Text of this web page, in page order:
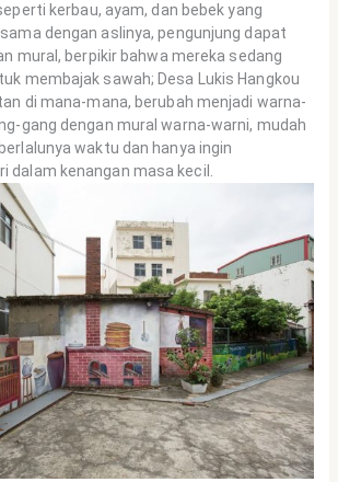
kerbau, ayam, dan bebek yang
dengan aslinya, pengunjung dapat
mural, berpikir bahwa mereka sedang
membajak sawah; Desa Lukis Hangkou
di mana-mana, berubah menjadi warna-
gang dengan mural warna-warni, mudah
waktu dan hanya ingin
dalam kenangan masa kecil.